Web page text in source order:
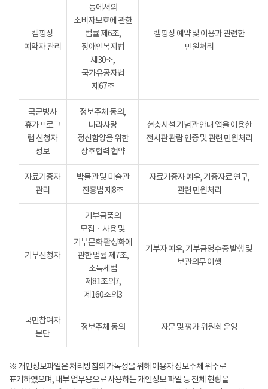
캠핑장
예약자 관리
등에서의
소비자보호에 관한
법률 제6조,
장애인복지법
제30조,
국가유공자법
제67조
캠핑장 예약 및 이용과 관련한
민원처리
국군병사
휴가프로그
램 신청자
정보
정보주체 동의,
나라사랑
정신함양을 위한
상호협력 협약
현충시설 기념관 안내 앱을 이용한
전시관 관람 인증 및 관련 민원처리
자료기증자
관리
박물관 및 미술관
진흥법 제8조
자료기증자 예우, 기증자료 연구,
관련 민원처리
기부신청자
기부금품의
모집ㆍ사용 및
기부문화 활성화에
관한 법률 제7조,
소득세법
제81조의7,
제160조의3
기부자 예우, 기부금영수증 발행 및
보관의무 이행
국민참여자
문단
정보주체 동의 자문 및 평가 위원회 운영
※ 개인정보파일은 처리방침의 가독성을 위해 이용자 정보주체 위주로
표기하였으며, 내부 업무용으로 사용하는 개인정보 파일 등 전체 현황을